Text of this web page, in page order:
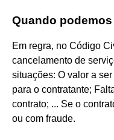
Quando
Em regra, no Código
cancelamento de
situações: O valor a
para o contratante;
contrato; ... Se o
ou com fraude.